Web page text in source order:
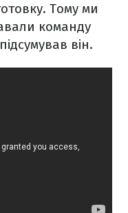
Тому ми
команду
він.